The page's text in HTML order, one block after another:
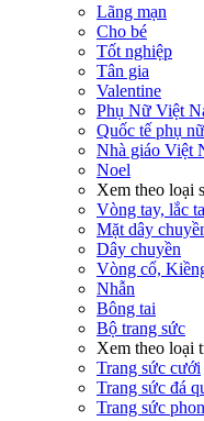
Lãng mạn
Cho bé
Tốt nghiệp
Tân gia
Valentine
Phụ Nữ Việt
Quốc tế phụ nữ
Nhà giáo Việt
Noel
Xem theo loại
Vòng tay, lắc
Mặt dây
Dây chuyền
Vòng cổ,
Nhẫn
Bông tai
Bộ trang sức
Xem theo loại
Trang sức cưới
Trang sức đá
Trang sức